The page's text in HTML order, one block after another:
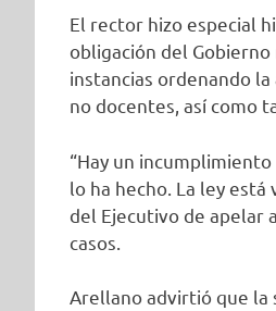
El rector hizo especial
obligación del
instancias ordenando
no docentes, así como
“Hay un
lo ha hecho. La ley
del Ejecutivo de apelar
casos.
Arellano advirtió que la